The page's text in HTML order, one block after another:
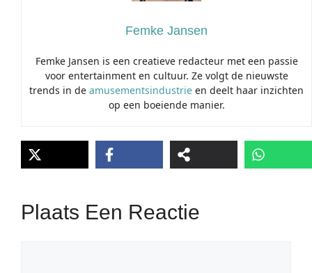
Femke Jansen
Femke Jansen is een creatieve redacteur met een passie
voor entertainment en cultuur. Ze volgt de nieuwste
trends in de amusementsindustrie en deelt haar inzichten
op een boeiende manier.
Plaats Een Reactie